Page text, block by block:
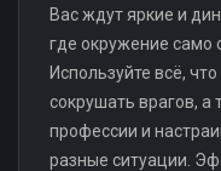
Вас ждут яркие и
где окружение само
Используйте всё,
сокрушать врагов,
профессии и
разные ситуации.